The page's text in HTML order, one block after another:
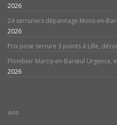
2026
24 serruriers dépannage Mons-en-
2026
Prix pose serrure 3 points à Lille,
Plombier Marcq-en-Barœul Urgence,
2026
avis